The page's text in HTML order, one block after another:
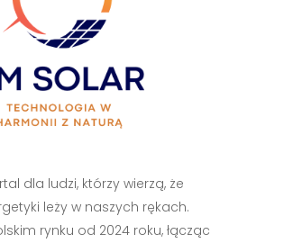
dla ludzi, którzy wierzą, że
leży w naszych rękach.
rynku od 2024 roku, łącząc